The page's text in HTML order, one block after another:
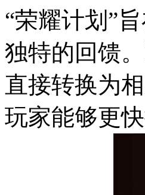
“荣耀计划”
独特的回馈
直接转换为
玩家能够更